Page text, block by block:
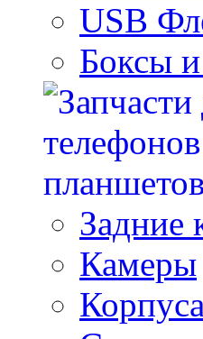
USB
Боксы
Задние
Камеры
Корпуса